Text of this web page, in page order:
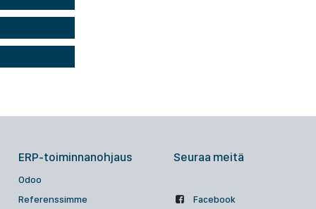
ERP-toiminnanohjaus
Odoo
Referenssimme
Seuraa meitä
Facebook